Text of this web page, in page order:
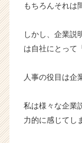
もちろんそれは
しかし、企業説
は自社にとって
人事の役目は企
私は様々な企業
力的に感じてし